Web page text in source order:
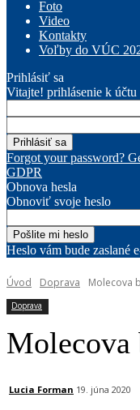
Foto
Video
Kontakty
Voľby do VÚC
Prihlásiť sa
Vitajte! prihlásenie k účtu
Forgot your password?
GDPR
Obnova hesla
Obnoviť svoje heslo
Heslo vám bude zaslané
Úvod Doprava Molecova
Doprava
Molecova
Lucia Forman 19. júna 2020